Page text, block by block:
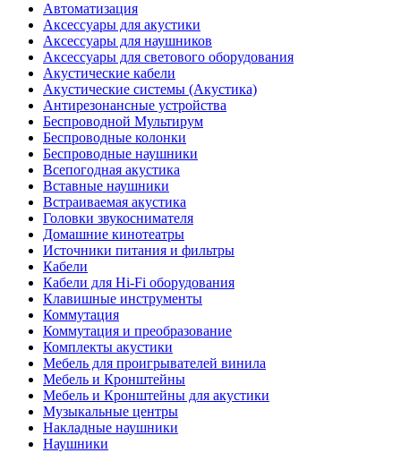
Автоматизация
Аксессуары для акустики
Аксессуары для наушников
Аксессуары для светового оборудования
Акустические кабели
Акустические системы (Акустика)
Антирезонансные устройства
Беспроводной Мультирум
Беспроводные колонки
Беспроводные наушники
Всепогодная акустика
Вставные наушники
Встраиваемая акустика
Головки звукоснимателя
Домашние кинотеатры
Источники питания и фильтры
Кабели
Кабели для Hi-Fi оборудования
Клавишные инструменты
Коммутация
Коммутация и преобразование
Комплекты акустики
Мебель для проигрывателей винила
Мебель и Кронштейны
Мебель и Кронштейны для акустики
Музыкальные центры
Накладные наушники
Наушники